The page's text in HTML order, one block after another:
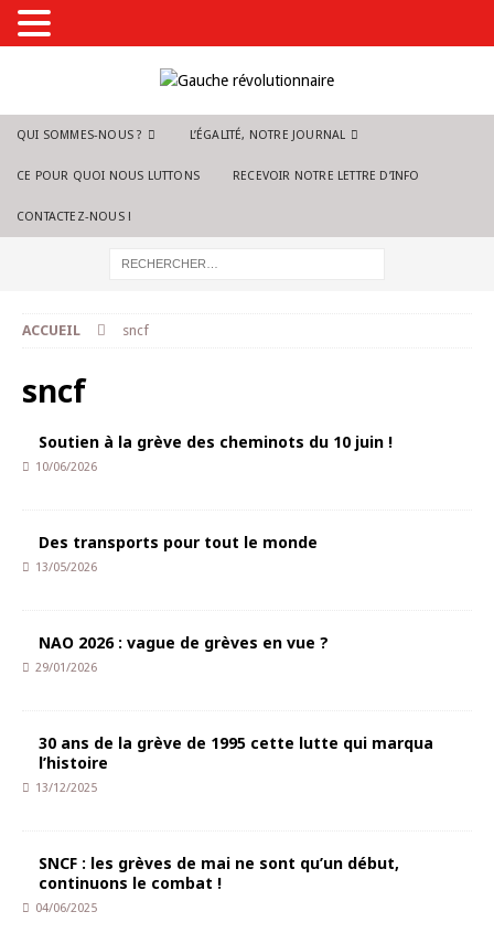
QUI SOMMES-NOUS ? L’ÉGALITÉ, NOTRE JOURNAL
CE POUR QUOI NOUS LUTTONS RECEVOIR NOTRE LETTRE D’INFO
CONTACTEZ-NOUS !
ACCUEIL sncf
sncf
Soutien à la grève des cheminots du 10 juin !
10/06/2026
Des transports pour tout le monde
13/05/2026
NAO 2026 : vague de grèves en vue ?
29/01/2026
30 ans de la grève de 1995 cette lutte qui marqua
l’histoire
13/12/2025
SNCF : les grèves de mai ne sont qu’un début,
continuons le combat !
04/06/2025